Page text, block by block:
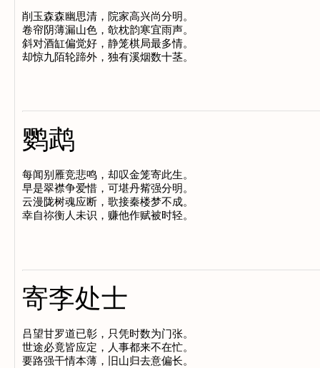
削玉森森幽思清，院家高兴尚分明。
卷帘阴薄漏山色，欹枕韵寒宜雨声。
斜对酒缸偏觉好，静笼棋局最多情。
鹦鹉
每闻别雁竞悲鸣，却叹金笼寄此生。
早是翠襟争爱惜，可堪丹觜强分明。
云漫陇树魂应断，歌接秦楼梦不成。
寄李处士
吕望甘罗道已彰，只凭时数为门张。
世途必竟皆应定，人事都来不在忙。
要路强干情本薄，旧山归去意偏长。